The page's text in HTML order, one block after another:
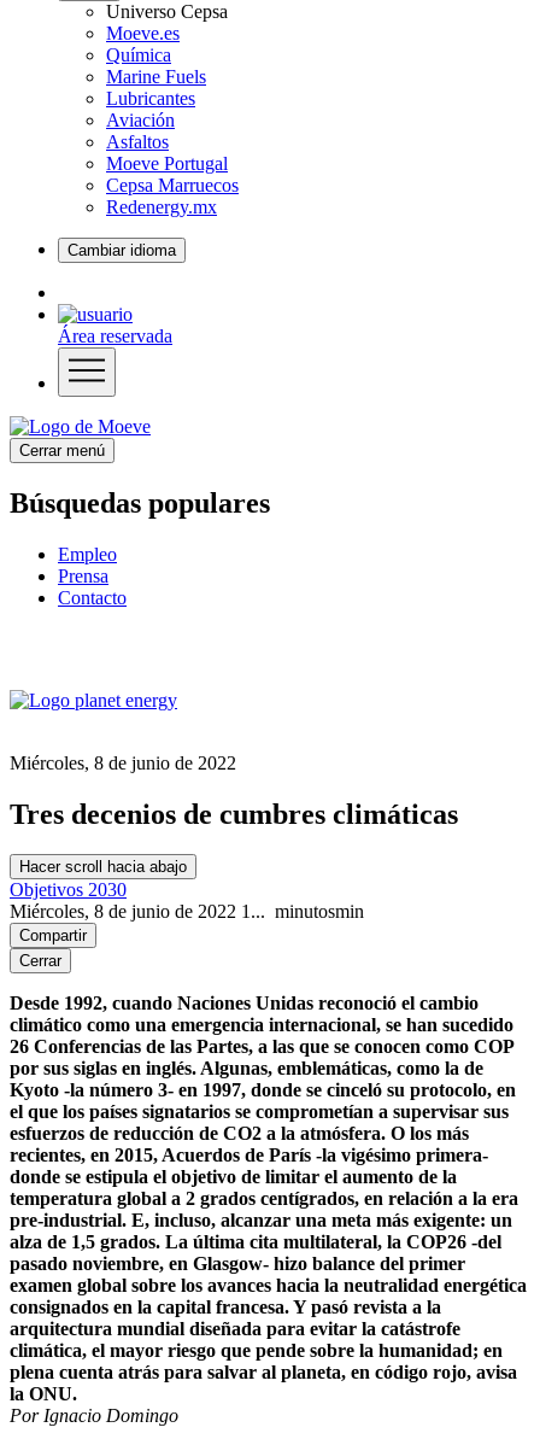
Universo Cepsa
Moeve.es
Química
Marine Fuels
Lubricantes
Aviación
Asfaltos
Moeve Portugal
Cepsa Marruecos
Redenergy.mx
Cambiar idioma
Área reservada
Cerrar menú
Búsquedas populares
Empleo
Prensa
Contacto
Miércoles, 8 de junio de 2022
Tres decenios de cumbres climáticas
Hacer scroll hacia abajo
Objetivos 2030
Miércoles, 8 de junio de 2022 1... minutosmin
Compartir
Cerrar
Desde 1992, cuando Naciones Unidas reconoció el cambio
climático como una emergencia internacional, se han sucedido
26 Conferencias de las Partes, a las que se conocen como COP
por sus siglas en inglés. Algunas, emblemáticas, como la de
Kyoto -la número 3- en 1997, donde se cinceló su protocolo, en
el que los países signatarios se comprometían a supervisar sus
esfuerzos de reducción de CO2 a la atmósfera. O los más
recientes, en 2015, Acuerdos de París -la vigésimo primera-
donde se estipula el objetivo de limitar el aumento de la
temperatura global a 2 grados centígrados, en relación a la era
pre-industrial. E, incluso, alcanzar una meta más exigente: un
alza de 1,5 grados. La última cita multilateral, la COP26 -del
pasado noviembre, en Glasgow- hizo balance del primer
examen global sobre los avances hacia la neutralidad energética
consignados en la capital francesa. Y pasó revista a la
arquitectura mundial diseñada para evitar la catástrofe
climática, el mayor riesgo que pende sobre la humanidad; en
plena cuenta atrás para salvar al planeta, en código rojo, avisa
la ONU.
Por Ignacio Domingo